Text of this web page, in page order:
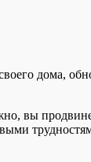
дома,
вы